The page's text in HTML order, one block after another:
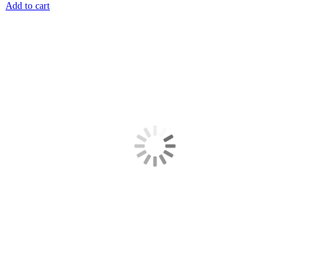
Add to cart